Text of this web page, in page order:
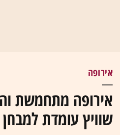
אירופה
אירופה מתחמשת
שוויץ עומדת למבחן